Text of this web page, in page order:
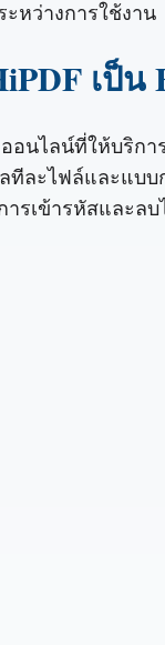
หว่างการใช้งาน
เป็น
อนไลน์ที่ให้บริกา
ทีละไฟล์และแบ
ารเข้ารหัสและล